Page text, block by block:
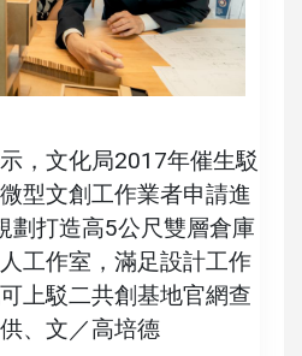
，文化局2017年催生駁
型文創工作業者申請進
劃打造高5公尺雙層倉庫
工作室，滿足設計工作
上駁二共創基地官網查
、文／高培德